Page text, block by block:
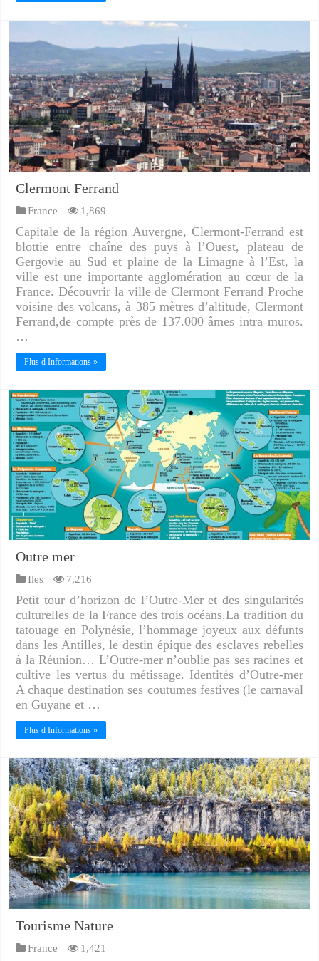
Clermont Ferrand
France 1,869
Capitale de la région Auvergne, Clermont-Ferrand est
blottie entre chaîne des puys à l’Ouest, plateau de
Gergovie au Sud et plaine de la Limagne à l’Est, la
ville est une importante agglomération au cœur de la
France. Découvrir la ville de Clermont Ferrand Proche
voisine des volcans, à 385 mètres d’altitude, Clermont
Ferrand,de compte près de 137.000 âmes intra muros.
…
Plus d Informations »
Outre mer
Iles 7,216
Petit tour d’horizon de l’Outre-Mer et des singularités
culturelles de la France des trois océans.La tradition du
tatouage en Polynésie, l’hommage joyeux aux défunts
dans les Antilles, le destin épique des esclaves rebelles
à la Réunion… L’Outre-mer n’oublie pas ses racines et
cultive les vertus du métissage. Identités d’Outre-mer
A chaque destination ses coutumes festives (le carnaval
en Guyane et …
Plus d Informations »
Tourisme Nature
France 1,421